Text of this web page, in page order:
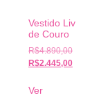
Vestido Liv
de Couro
R$4.890,00
R$2.445,00
Ver